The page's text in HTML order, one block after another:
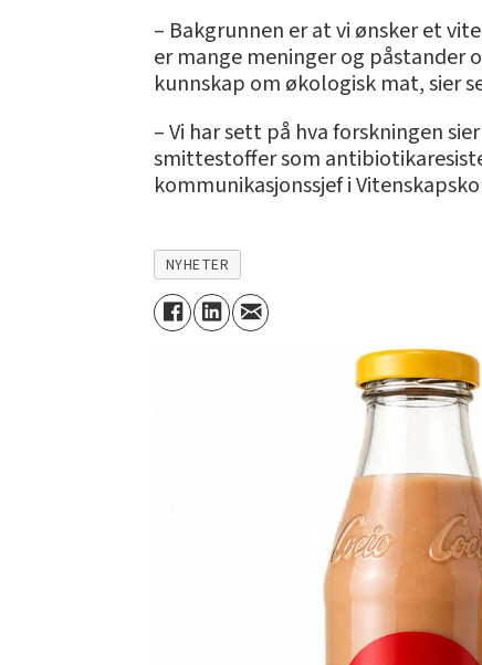
– Bakgrunnen er at vi ønsker et
er mange meninger og påstander
kunnskap om økologisk mat, sier
– Vi har sett på hva forskningen
smittestoffer som
kommunikasjonssjef i
NYHETER